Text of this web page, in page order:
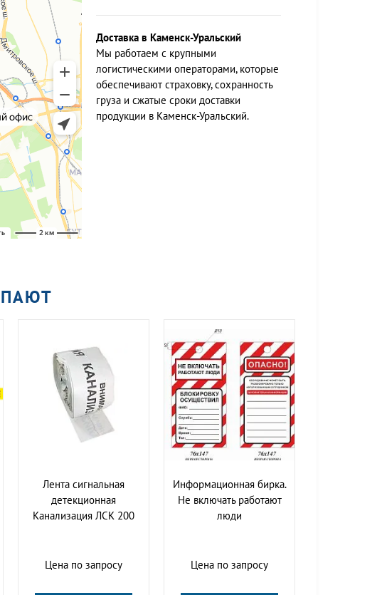
Доставка в Каменск-Уральский
Мы работаем c крупными
логистическими операторами, которые
обеспечивают страховку, сохранность
груза и сжатые сроки доставки
продукции в Каменск-Уральский.
Лента сигнальная
детекционная
Канализация ЛСК 200
Цена по запросу
Информационная бирка.
Не включать работают
люди
Цена по запросу